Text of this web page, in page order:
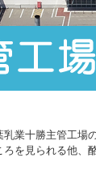
業十勝主管工場
を見られる他、